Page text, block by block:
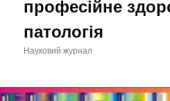
професійне
патологія
Науковий журнал